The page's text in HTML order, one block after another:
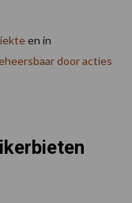
en in
door acties